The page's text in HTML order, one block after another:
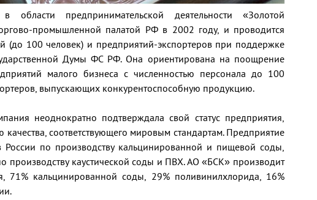
области предпринимательской деятельности «Золотой
промышленной палатой РФ в 2002 году, и проводится
(до 100 человек) и предприятий-экспортеров при поддержке
Думы ФС РФ. Она ориентирована на поощрение
малого бизнеса с численностью персонала до 100
выпускающих конкурентоспособную продукцию.
неоднократно подтверждала свой статус предприятия,
соответствующего мировым стандартам. Предприятие
России по производству кальцинированной и пищевой соды,
производству каустической соды и ПВХ. АО «БСК» производит
71% кальцинированной соды, 29% поливинилхлорида, 16%